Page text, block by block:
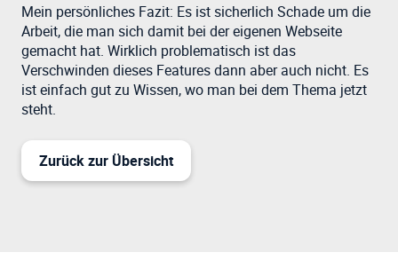
Mein persönliches Fazit: Es ist sicherlich Schade um die
Arbeit, die man sich damit bei der eigenen Webseite
gemacht hat. Wirklich problematisch ist das
Verschwinden dieses Features dann aber auch nicht. Es
ist einfach gut zu Wissen, wo man bei dem Thema jetzt
steht.
Zurück zur Übersicht